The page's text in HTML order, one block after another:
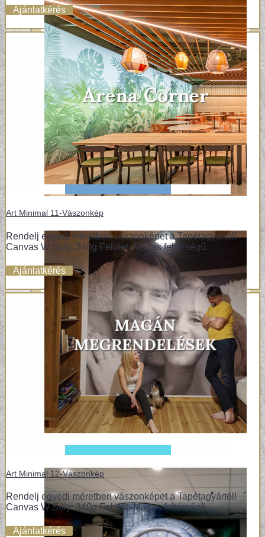
Ajánlatkérés
Art Minimal 11-Vászonkép
Rendelj egyedi méretben vászonképet a Tapétagyártól!
Canvas W Súly: 340g Felület: Magas fehérségű..
Ajánlatkérés
Art Minimal 12-Vászonkép
Rendelj egyedi méretben vászonképet a Tapétagyártól!
Canvas W Súly: 340g Felület: Magas fehérségű..
Ajánlatkérés